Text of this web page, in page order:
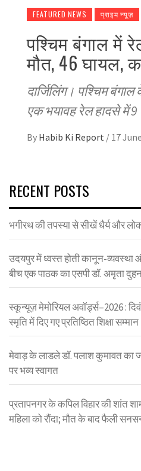
FEATURED NEWS प्राइम न्यूज़
पश्चिम बंगाल में
मौत, 46 घायल,
दार्जिलिंग। पश्चिम बंगाल
एक भयावह रेल हादसे में 9
By Habib Ki Report / 17
RECENT POSTS
भगीरथ की तपस्या से सीखें धैर्य और
उदयपुर में ध्वस्त होती कानून-व्यवस्था
बीच एक पाठक का एसपी डॉ. अमृता
स्कून्यूज़ मेमोरियल अवॉर्ड्स–2026 :
स्मृति में दिए गए प्रतिष्ठित शिक्षा सम्मान
मेवाड़ के लाडले डॉ. पलाश कुमावत का
पर भव्य स्वागत
प्रतापनगर के कपिल विहार की शांत
महिला को रौंदा; मौत के बाद फैली